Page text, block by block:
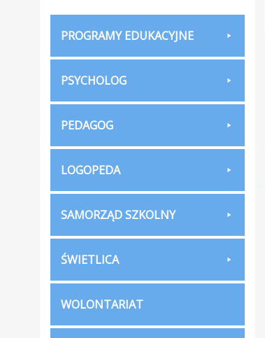
PROGRAMY EDUKACYJNE
PSYCHOLOG
PEDAGOG
LOGOPEDA
SAMORZĄD SZKOLNY
ŚWIETLICA
WOLONTARIAT